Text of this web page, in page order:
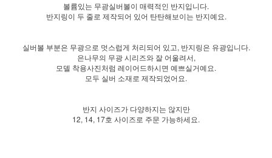
볼륨있는 무광실버볼이 매력적인 반지입니다.
반지링이 두 줄로 제작되어 있어 탄탄해보이는 반지예요.
실버볼 부분은 무광으로 멋스럽게 처리되어 있고, 반지링은 유광입니다.
은나무의 무광 시리즈와 잘 어울려서,
모델 착용사진처럼 레이어드하시면 예쁘실거예요.
모두 실버 소재로 제작되었어요.
반지 사이즈가 다양하지는 않지만
12, 14, 17호 사이즈로 주문 가능하세요.